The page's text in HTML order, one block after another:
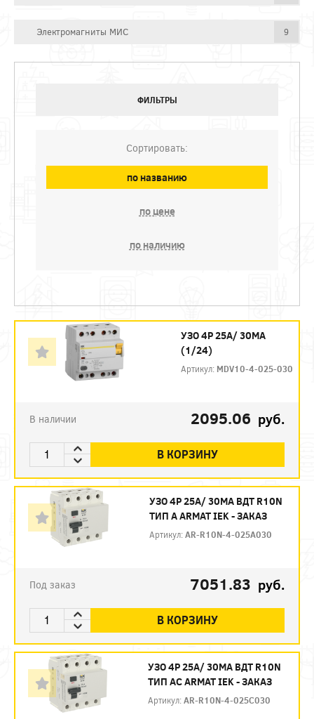
Электромагниты МИС 9
ФИЛЬТРЫ
Сортировать:
по названию
по цене
по наличию
УЗО 4P 25А/ 30МА
(1/24)
Артикул: MDV10-4-025-030
В наличии 2095.06 руб.
В КОРЗИНУ
УЗО 4P 25А/ 30МА ВДТ R10N
ТИП А ARMAT IEK - ЗАКАЗ
Артикул:AR-R10N-4-025A030
Под заказ 7051.83 руб.
В КОРЗИНУ
УЗО 4P 25А/ 30МА ВДТ R10N
ТИП АC ARMAT IEK - ЗАКАЗ
Артикул:AR-R10N-4-025C030